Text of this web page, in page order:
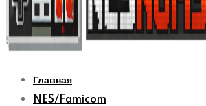
Главная
NES/Famicom